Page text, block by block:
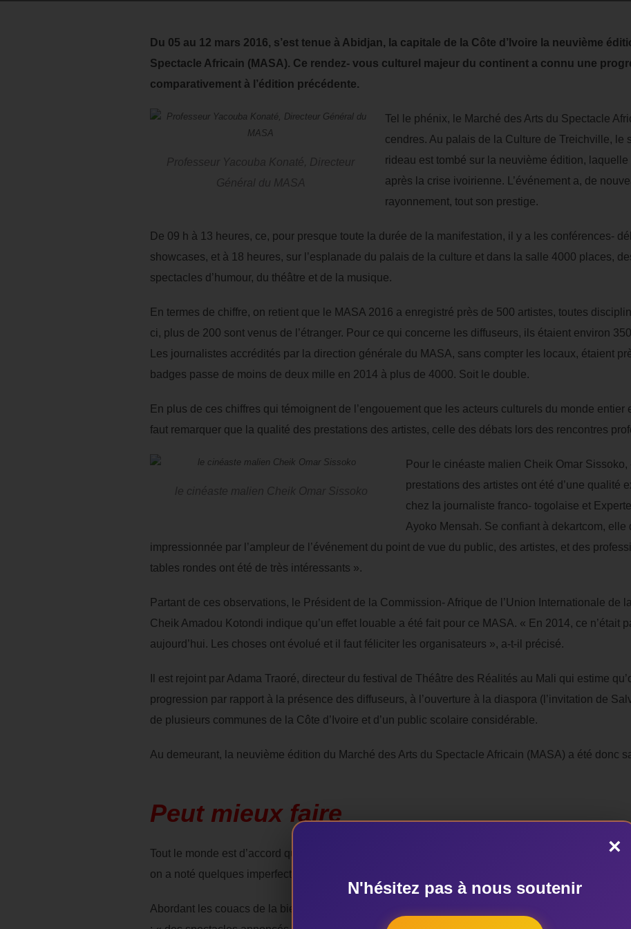
Du 05 au 12 mars 2016, s’est tenue à Abidjan, la capitale de la Côte d’Ivoire la neuvième
Spectacle Africain (MASA). Ce rendez- vous culturel majeur du continent a connu une
comparativement à l’édition précédente.
Professeur Yacouba Konaté, Directeur
Général du MASA
Tel le phénix, le Marché des Arts du Spectacle
cendres. Au palais de la Culture de Treichville, le
rideau est tombé sur la neuvième édition, laquelle
après la crise ivoirienne. L’événement a, de
rayonnement, tout son prestige.
De 09 h à 13 heures, ce, pour presque toute la durée de la manifestation, il y a les conférences-
showcases, et à 18 heures, sur l’esplanade du palais de la culture et dans la salle 4000 places,
spectacles d’humour, du théâtre et de la musique.
En termes de chiffre, on retient que le MASA 2016 a enregistré près de 500 artistes, toutes
ci, plus de 200 sont venus de l’étranger. Pour ce qui concerne les diffuseurs, ils étaient environ
Les journalistes accrédités par la direction générale du MASA, sans compter les locaux, étaient
badges passe de moins de deux mille en 2014 à plus de 4000. Soit le double.
En plus de ces chiffres qui témoignent de l’engouement que les acteurs culturels du monde entier
faut remarquer que la qualité des prestations des artistes, celle des débats lors des rencontres
le cinéaste malien Cheik Omar Sissoko
Pour le cinéaste malien Cheik Omar
prestations des artistes ont été d’une qualité
chez la journaliste franco- togolaise et
Ayoko Mensah. Se confiant à dekartcom, elle
impressionnée par l’ampleur de l’événement du point de vue du public, des artistes, et des
tables rondes ont été de très intéressants ».
Partant de ces observations, le Président de la Commission- Afrique de l’Union Internationale de
Cheik Amadou Kotondi indique qu’un effet louable a été fait pour ce MASA. « En 2014, ce n’était
aujourd’hui. Les choses ont évolué et il faut féliciter les organisateurs », a-t-il précisé.
Il est rejoint par Adama Traoré, directeur du festival de Théâtre des Réalités au Mali qui estime
progression par rapport à la présence des diffuseurs, à l’ouverture à la diaspora (l’invitation de
de plusieurs communes de la Côte d’Ivoire et d’un public scolaire considérable.
Au demeurant, la neuvième édition du Marché des Arts du Spectacle Africain (MASA) a été donc
Peut mieux faire
Tout le monde est d’accord que le MASA 2016 a été un succès, notamment dans la qualité des
on a noté quelques imperfections, irrégularités qu’il faille corriger les années à venir.
Abordant les couacs de la biennale, Adama Traoré se désole en ces termes
×
N'hésitez pas à nous soutenir